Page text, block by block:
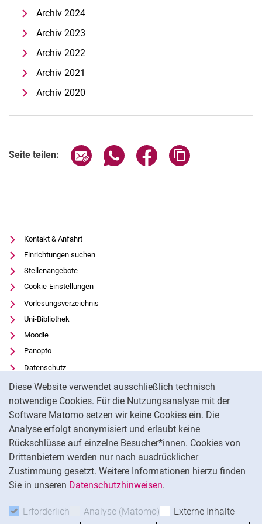
Diese Website verwendet ausschließlich technisch
notwendige Cookies. Für die Nutzungsanalyse mit der
Software Matomo setzen wir keine Cookies ein. Die
Analyse erfolgt anonymisiert und erlaubt keine
Rückschlüsse auf einzelne Besucher*innen. Cookies von
Drittanbietern werden nur nach ausdrücklicher
Zustimmung gesetzt. Weitere Informationen hierzu finden
Sie in unseren Datenschutzhinweisen.
Erforderlich Erforderliche Cookies akzeptieren
Analyse (Matomo) Analyse-Cookies
Externe Inhalte
Archiv Alumni-Meldungen
Archiv 2024
Archiv 2023
Archiv 2022
Archiv 2021
Archiv 2020
Seite teilen: Seite über E-Mail teilen
Seite über WhatsApp teilen
Seite über Facebook
Kontakt & Anfahrt
Einrichtungen suchen
Stellenangebote
Cookie-Einstellungen
Vorlesungsverzeichnis
Uni-Bibliothek
Moodle
Panopto
Datenschutz
Barrierefreiheit
Transparenter KI-Einsatz
Impressum
Externer Link: Universität Kassel auf
Facebook (öffnet neues Fenster)
Externer Link: Universität Kassel auf
Youtube(öffnet neues Fenster)
Externer Link: Universität Kassel auf
Instagram (öffnet neues Fenster)